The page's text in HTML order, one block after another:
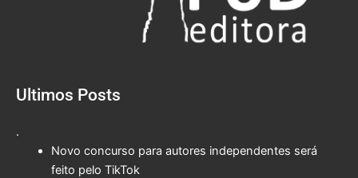
Ultimos Posts
.
Novo concurso para autores independentes será
feito pelo TikTok